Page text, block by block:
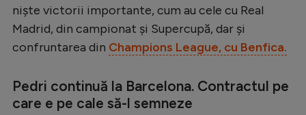
Starurile fotbalului
EURO 2024
Clasamente
niște victorii importante, cum au cele cu Real
Madrid, din campionat și Supercupă, dar și
confruntarea din Champions League, cu Benfica.
Pedri continuă la Barcelona. Contractul pe
care e pe cale să-l semneze